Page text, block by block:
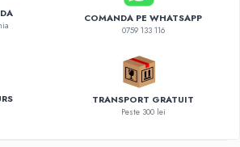
COMANDA PE WHATSAPP
0759 133 116
TRANSPORT GRATUIT
Peste 300 lei